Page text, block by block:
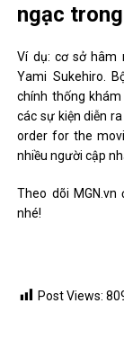
ngạc
Ví dụ: cơ sở hâm
Yami Sukehiro.
chính thống
các sự kiện diễn
order for the
nhiều người cập
Theo dõi
nhé!
Post Views: